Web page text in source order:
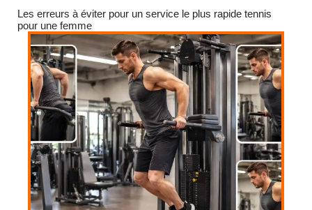
Les erreurs à éviter pour un service le plus rapide tennis
pour une femme